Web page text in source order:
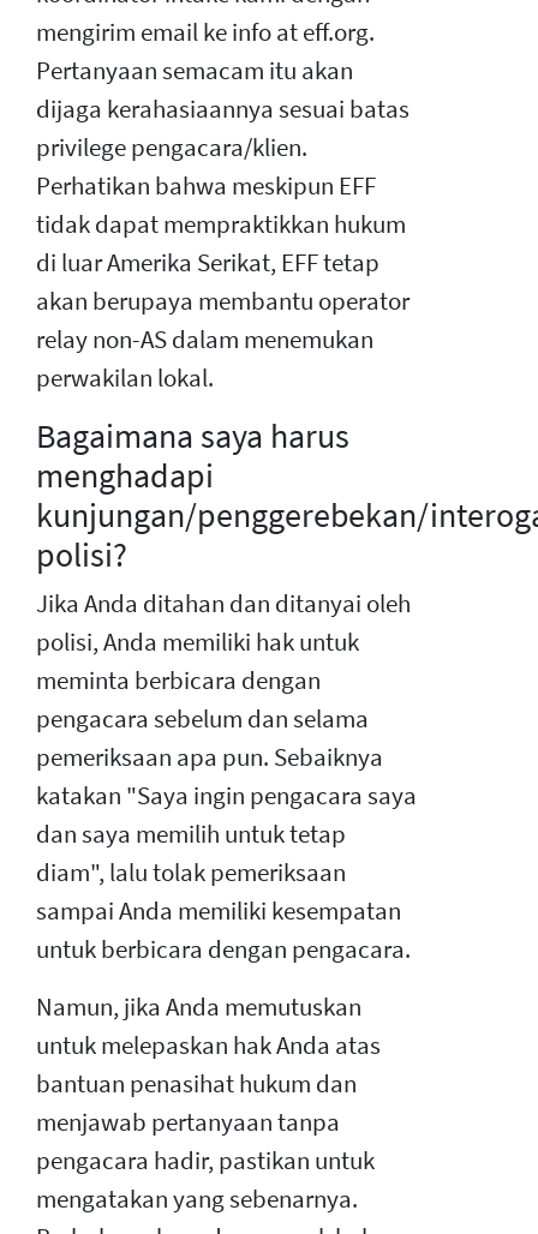
mengirim email ke info at eff.org.
Pertanyaan semacam itu akan
dijaga kerahasiaannya sesuai batas
privilege pengacara/klien.
Perhatikan bahwa meskipun EFF
tidak dapat mempraktikkan hukum
di luar Amerika Serikat, EFF tetap
akan berupaya membantu operator
relay non-AS dalam menemukan
perwakilan lokal.
Bagaimana saya harus
menghadapi
kunjungan/penggerebekan/
polisi?
Jika Anda ditahan dan ditanyai oleh
polisi, Anda memiliki hak untuk
meminta berbicara dengan
pengacara sebelum dan selama
pemeriksaan apa pun. Sebaiknya
katakan "Saya ingin pengacara saya
dan saya memilih untuk tetap
diam", lalu tolak pemeriksaan
sampai Anda memiliki kesempatan
untuk berbicara dengan pengacara.
Namun, jika Anda memutuskan
untuk melepaskan hak Anda atas
bantuan penasihat hukum dan
menjawab pertanyaan tanpa
pengacara hadir, pastikan untuk
mengatakan yang sebenarnya.